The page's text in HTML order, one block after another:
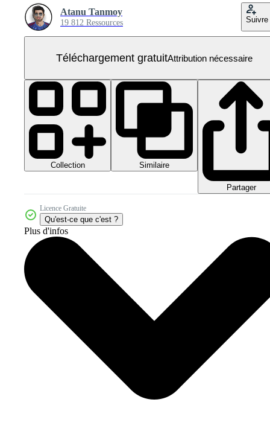
Atanu Tanmoy
19 812 Ressources Suivre
Téléchargement gratuitAttribution nécessaire
Collection Similaire
Partager
Licence Gratuite
Qu'est-ce que c'est ?
Plus d'infos